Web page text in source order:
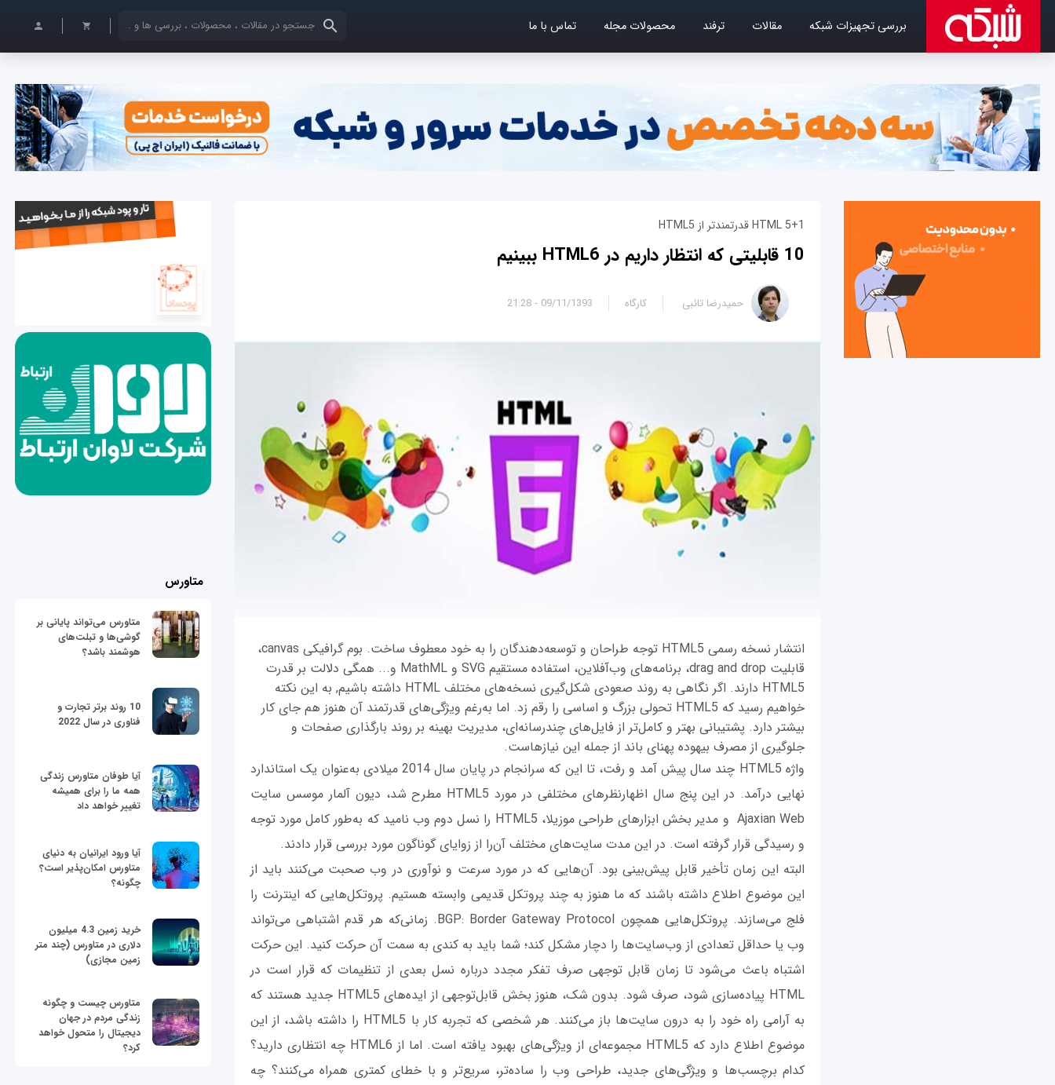
بررسی تجهیزات شبکه مقالات ترفند محصولات مجله تماس با ما کلمات کلیدی خود را وارد کنید
HTML 5+1 قدرتمندتر از HTML5
10 قابلیتی که انتظار داریم در HTML6 ببینیم
09/11/1393 - 21:28 حمیدرضا تائبی کارگاه
انتشار نسخه رسمی HTML5 توجه طراحان و توسعه‌دهندگان را به خود معطوف ساخت. بوم گرافیکی canvas،
قابلیت drag and drop، برنامه‌های وب‌آفلاین، استفاده مستقیم SVG و MathML و... همگی دلالت بر قدرت
HTML5 دارند. اگر نگاهی به روند صعودی شکل‌گیری نسخه‌های مختلف HTML داشته باشیم, به این نکته
خواهیم رسید که HTML5 تحولی بزرگ و اساسی را رقم زد. اما به‌رغم ویژگی‌های قدرتمند آن هنوز هم جای کار
بیشتر دارد. پشتیبانی بهتر و کامل‌تر از فایل‌های چندرسانه‌ای، مدیریت بهینه بر روند بارگذاری صفحات و
جلوگیری از مصرف بیهوده پهنای باند از جمله این نیازهاست.
واژه HTML5 چند سال پیش آمد و رفت، تا این که سرانجام در پایان سال 2014 میلادی به‌عنوان یک استاندارد
نهایی درآمد. در این پنج سال اظهارنظرهای مختلفی در مورد HTML5 مطرح شد، دیون آلمار موسس سایت
Ajaxian Web و مدیر بخش ابزارهای طراحی موزیلا، HTML5 را نسل دوم وب نامید که به‌طور کامل مورد توجه
و رسیدگی قرار گرفته است. در این مدت سایت‌های مختلف آن‌را از زوایای گوناگون مورد بررسی قرار دادند.
البته این زمان تأخیر قابل پیش‌بینی بود. آن‌هایی که در مورد سرعت و نوآوری در وب صحبت می‌کنند باید از
این موضوع اطلاع داشته باشند که ما هنوز به چند پروتکل قدیمی وابسته هستیم. پروتکل‌هایی که اینترنت را
فلج می‌سازند. پروتکل‌هایی همچون BGP: Border Gateway Protocol. زمانی‌که هر قدم اشتباهی می‌تواند
وب یا حداقل تعدادی از وب‌سایت‌ها را دچار مشکل کند؛ شما باید به کندی به سمت آن حرکت کنید. این حرکت
اشتباه باعث می‌شود تا زمان قابل توجهی صرف تفکر مجدد درباره نسل بعدی از تنظیمات که قرار است در
HTML پیاده‌سازی شود، صرف شود. بدون شک، هنوز بخش قابل‌توجهی از ایده‌های HTML5 جدید هستند که
به آرامی راه خود را به درون سایت‌ها باز می‌کنند. هر شخصی که تجربه کار با HTML5 را داشته باشد، از این
موضوع اطلاع دارد که HTML5 مجموعه‌ای از ویژگی‌های بهبود یافته است. اما از HTML6 چه انتظاری دارید؟
کدام برچسب‌ها و ویژگی‌های جدید، طراحی وب را ساده‌تر، سریع‌تر و با خطای کمتری همراه می‌کنند؟ چه
متاورس
متاورس می‌تواند پایانی بر
گوشی‌ها و تبلت‌های
هوشمند باشد؟
10 روند برتر تجارت و
فناوری در سال 2022
آیا طوفان متاورس زندگی
همه ما را برای همیشه
تغییر خواهد داد
آیا ورود ایرانیان به دنیای
متاورس امکان‌پذیر است؟
چگونه؟
خرید زمین 4.3 میلیون
دلاری در متاورس (چند متر
زمین مجازی)
متاورس چیست و چگونه
زندگی مردم در جهان
دیجیتال را متحول خواهد
کرد؟